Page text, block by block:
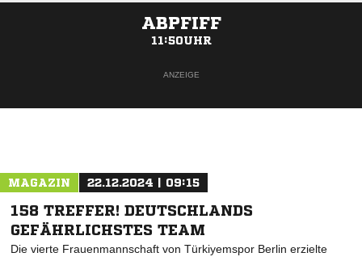
ABPFIFF
11:50UHR
ANZEIGE
MAGAZIN 22.12.2024 | 09:15
158 TREFFER! DEUTSCHLANDS
GEFÄHRLICHSTES TEAM
Die vierte Frauenmannschaft von Türkiyemspor Berlin erzielte